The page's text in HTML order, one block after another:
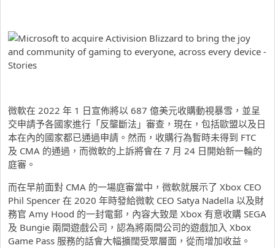
微軟在 2022 年 1 日宣佈將以 687 億美元收購動視暴雪，並呈
交申請予各國家進行「反壟斷法」審查，現在，包括歐盟以及日
本在內的國家都已通過申請。然而，收購行為暫時未得到 FTC
及 CMA 的通過，而微軟的上訴將會在 7 月 24 日開始新一輪的
庭審。
而在早前面對 CMA 的一場庭審當中，微軟就展示了 Xbox CEO
Phil Spencer 在 2020 年時發給微軟 CEO Satya Nadella 以及財
務官 Amy Hood 的一封電郵，內容大致是 Xbox 有意收購 SEGA
及 Bungie 兩間遊戲公司，認為將兩間公司的遊戲加入 Xbox
Game Pass 服務的話會大幅擴闊受眾層面，從而增加收益。